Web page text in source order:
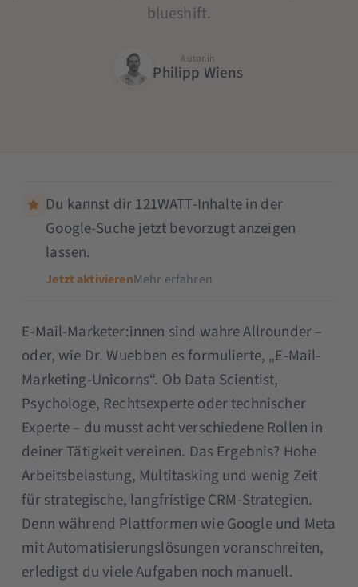
blueshift.
Autor:in
Philipp Wiens
Du kannst dir 121WATT-Inhalte in der
Google-Suche jetzt bevorzugt anzeigen
lassen.
Jetzt aktivierenMehr erfahren
E-Mail-Marketer:innen sind wahre Allrounder –
oder, wie Dr. Wuebben es formulierte, „E-Mail-
Marketing-Unicorns“. Ob Data Scientist,
Psychologe, Rechtsexperte oder technischer
Experte – du musst acht verschiedene Rollen in
deiner Tätigkeit vereinen. Das Ergebnis? Hohe
Arbeitsbelastung, Multitasking und wenig Zeit
für strategische, langfristige CRM-Strategien.
Denn während Plattformen wie Google und Meta
mit Automatisierungslösungen voranschreiten,
erledigst du viele Aufgaben noch manuell.